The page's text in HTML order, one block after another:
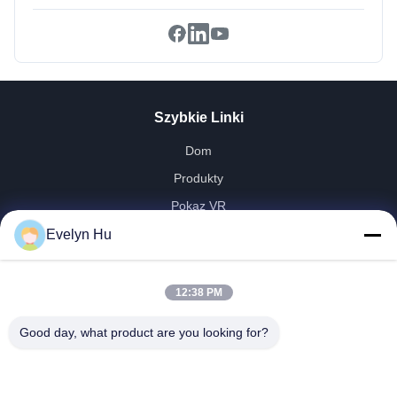
Szybkie Linki
Dom
Produkty
Pokaz VR
Wycieczka Po Fabryce
Kontrola Jakości
Poprosić O Wycenę
Evelyn Hu
12:38 PM
Good day, what product are you looking for?